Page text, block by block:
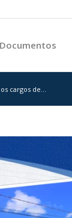
Documentos
cargos de...